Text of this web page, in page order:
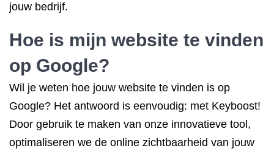
jouw bedrijf.
Hoe is mijn website te vinden
op Google?
Wil je weten hoe jouw website te vinden is op
Google? Het antwoord is eenvoudig: met Keyboost!
Door gebruik te maken van onze innovatieve tool,
optimaliseren we de online zichtbaarheid van jouw